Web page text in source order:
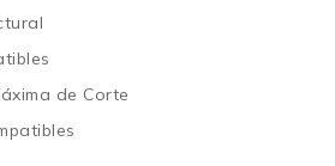
de Corte